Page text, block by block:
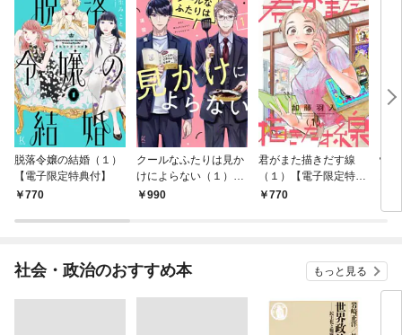
脱落令嬢の結婚（１）
【電子限定特典付】
770
クールなふたりは見か
けによらない（１）
【電子限定特典付】
990
君がまた描きだす線
（１）【電子限定特典
付】770
情
社会・政治のおすすめ本 もっと見る